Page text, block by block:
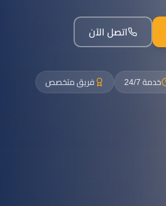
اتصل الآن
خدمة 24/7 فريق متخصص